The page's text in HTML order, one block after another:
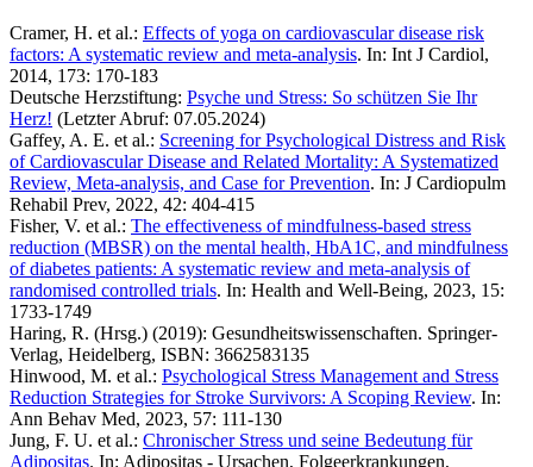
Cramer, H. et al.: Effects of yoga on cardiovascular disease risk
factors: A systematic review and meta-analysis. In: Int J Cardiol,
2014, 173: 170-183
Deutsche Herzstiftung: Psyche und Stress: So schützen Sie Ihr
Herz! (Letzter Abruf: 07.05.2024)
Gaffey, A. E. et al.: Screening for Psychological Distress and Risk
of Cardiovascular Disease and Related Mortality: A Systematized
Review, Meta-analysis, and Case for Prevention. In: J Cardiopulm
Rehabil Prev, 2022, 42: 404-415
Fisher, V. et al.: The effectiveness of mindfulness-based stress
reduction (MBSR) on the mental health, HbA1C, and mindfulness
of diabetes patients: A systematic review and meta-analysis of
randomised controlled trials. In: Health and Well-Being, 2023, 15:
1733-1749
Haring, R. (Hrsg.) (2019): Gesundheitswissenschaften. Springer-
Verlag, Heidelberg, ISBN: 3662583135
Hinwood, M. et al.: Psychological Stress Management and Stress
Reduction Strategies for Stroke Survivors: A Scoping Review. In:
Ann Behav Med, 2023, 57: 111-130
Jung, F. U. et al.: Chronischer Stress und seine Bedeutung für
Adipositas. In: Adipositas - Ursachen, Folgeerkrankungen,